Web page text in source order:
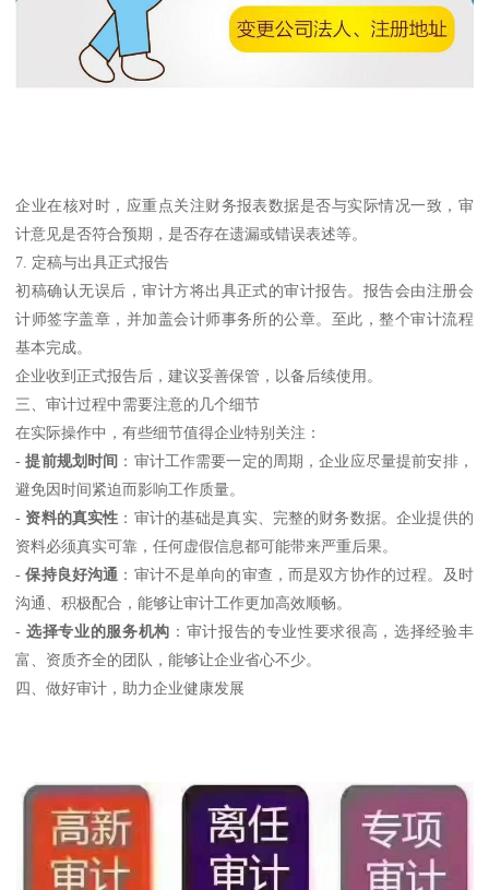
企业在核对时，应重点关注财务报表数据是否与实际情况一致，审
计意见是否符合预期，是否存在遗漏或错误表述等。
7. 定稿与出具正式报告
初稿确认无误后，审计方将出具正式的审计报告。报告会由注册会
计师签字盖章，并加盖会计师事务所的公章。至此，整个审计流程
基本完成。
企业收到正式报告后，建议妥善保管，以备后续使用。
三、审计过程中需要注意的几个细节
在实际操作中，有些细节值得企业特别关注：
-提前规划时间 ：审计工作需要一定的周期，企业应尽量提前安排，
避免因时间紧迫而影响工作质量。
- 资料的真实性 ：审计的基础是真实、完整的财务数据。企业提供的
资料必须真实可靠，任何虚假信息都可能带来严重后果。
-保持良好沟通 ：审计不是单向的审查，而是双方协作的过程。及时
沟通、积极配合，能够让审计工作更加高效顺畅。
- 选择专业的服务机构 ：审计报告的专业性要求很高，选择经验丰
富、资质齐全的团队，能够让企业省心不少。
四、做好审计，助力企业健康发展